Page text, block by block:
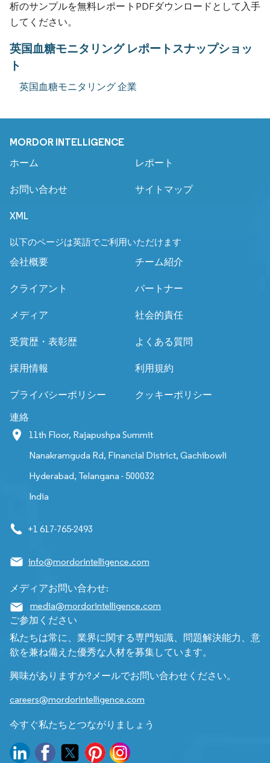
析のサンプルを無料レポートPDFダウンロードとして入手
してください。
英国血糖モニタリング レポートスナップショッ
ト
英国血糖モニタリング 企業
MORDOR INTELLIGENCE
ホーム レポート
お問い合わせ サイトマップ
XML
以下のページは英語でご利用いただけます
会社概要
チーム紹介
クライアント パートナー
メディア 社会的責任
受賞歴・表彰歴 よくある質問
採用情報 利用規約
プライバシーポリシー クッキーポリシー
連絡
11th Floor, Rajapushpa Summit
Nanakramguda Rd, Financial District, Gachibowli
Hyderabad, Telangana - 500032
India
+1 617-765-2493
info@mordorintelligence.com
メディアお問い合わせ:
media@mordorintelligence.com
ご参加ください
私たちは常に、業界に関する専門知識、問題解決能力、意
欲を兼ね備えた優秀な人材を募集しています。
興味がありますか?メールでお問い合わせください。
careers@mordorintelligence.com
今すぐ私たちとつながりましょう